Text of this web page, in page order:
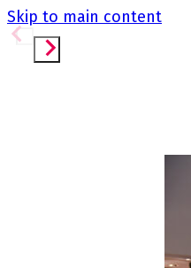
Skip to main content